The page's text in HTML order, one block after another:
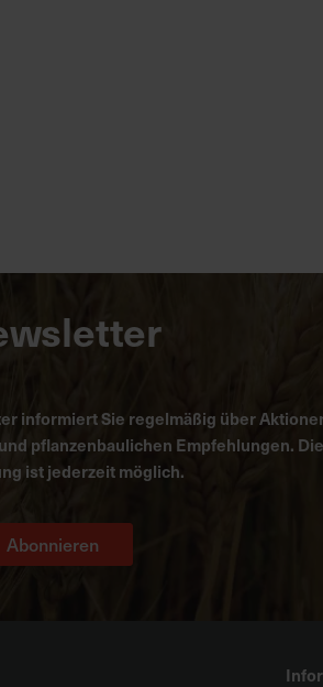
informiert Sie regelmäßig über
pflanzenbaulichen Empfehlungen. Die
ist jederzeit möglich.
Abonnieren